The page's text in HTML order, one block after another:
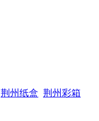
荆州纸盒 荆州彩箱